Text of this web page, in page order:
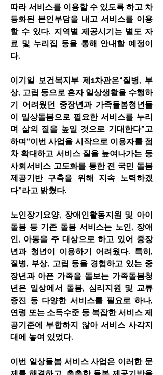
따라 서비스를 이용할 수 있도록 하고 차
등화된 본인부담을 내고 서비스를 이용
할 수 있다. 지역별 제공시기는 별도 자
료 및 누리집 등을 통해 안내할 예정이
다.
이기일 보건복지부 제1차관은“질병, 부
상, 고립 등으로 혼자 일상생활을 수행하
기 어려웠던 중장년과 가족돌봄청년들
이 일상돌봄으로 필요한 서비스를 누리
며 삶의 질을 높일 것으로 기대한다”고
하며“이번 사업을 시작으로 이용자를 점
차 확대하고 서비스 질을 높여나가는 등
사회서비스 고도화를 통한 전 국민 돌봄
제공기반 구축을 위해 지속 노력하겠
다”라고 밝혔다.
노인장기요양, 장애인활동지원 및 아이
돌봄 등 기존 돌봄 서비스는 노인, 장애
인, 아동을 주 대상으로 하고 있어 중장
년과 청년이 이용하기 어려웠다. 특히,
질병, 부상, 고립 등을 경험하고 있는 중
장년과 아픈 가족을 돌보는 가족돌봄청
년은 일상에서 돌봄, 심리지원 및 교류
증진 등 다양한 서비스를 필요로 하나,
연령 또는 소득수준 등 복잡한 서비스 제
공기준에 부합하지 않아 서비스 사각지
대에 놓여 있었다.
이번 일상돌봄 서비스 사업은 이러한 문